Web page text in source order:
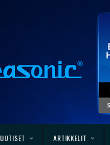
UUTISET ARTIKKELIT